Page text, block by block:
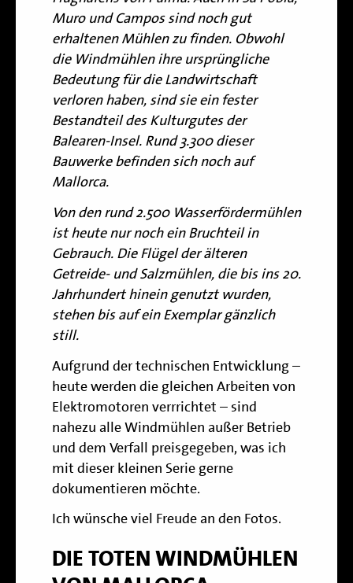
Muro und Campos sind noch gut
erhaltenen Mühlen zu finden. Obwohl
die Windmühlen ihre ursprüngliche
Bedeutung für die Landwirtschaft
verloren haben, sind sie ein fester
Bestandteil des Kulturgutes der
Balearen-Insel. Rund 3.300 dieser
Bauwerke befinden sich noch auf
Mallorca.
Von den rund 2.500 Wasserfördermühlen
ist heute nur noch ein Bruchteil in
Gebrauch. Die Flügel der älteren
Getreide- und Salzmühlen, die bis ins 20.
Jahrhundert hinein genutzt wurden,
stehen bis auf ein Exemplar gänzlich
still.
Aufgrund der technischen Entwicklung –
heute werden die gleichen Arbeiten von
Elektromotoren verrrichtet – sind
nahezu alle Windmühlen außer Betrieb
und dem Verfall preisgegeben, was ich
mit dieser kleinen Serie gerne
dokumentieren möchte.
Ich wünsche viel Freude an den Fotos.
DIE TOTEN WINDMÜHLEN